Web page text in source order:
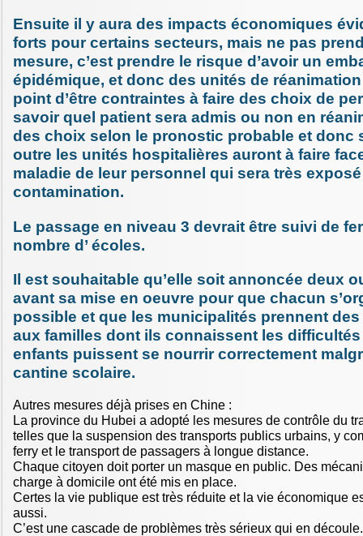
Ensuite il y aura des impacts économiques
forts pour certains secteurs, mais ne pas
mesure, c’est prendre le risque d’avoir un
épidémique, et donc des unités de
point d’être contraintes à faire des choix de
savoir quel patient sera admis ou non en
des choix selon le pronostic probable et donc
outre les unités hospitalières auront à faire
maladie de leur personnel qui sera très
contamination.
Le passage en niveau 3 devrait être suivi de
nombre d’ écoles.
Il est souhaitable qu’elle soit annoncée deux
avant sa mise en oeuvre pour que chacun
possible et que les municipalités prennent des
aux familles dont ils connaissent les
enfants puissent se nourrir correctement
cantine scolaire.
Autres mesures déjà prises en Chine :
La province du Hubei a adopté les mesures de contrôle du
telles que la suspension des transports publics urbains, y
ferry et le transport de passagers à longue distance.
Chaque citoyen doit porter un masque en public. Des
charge à domicile ont été mis en place.
Certes la vie publique est très réduite et la vie économique
aussi.
C’est une cascade de problèmes très sérieux qui en découle.